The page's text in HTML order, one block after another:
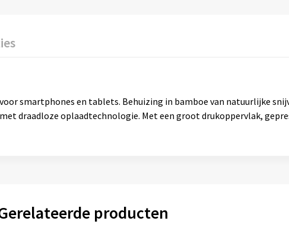
smartphones en tablets. Behuizing in bamboe van natuurlijke
draadloze oplaadtechnologie. Met een groot drukoppervlak,
producten